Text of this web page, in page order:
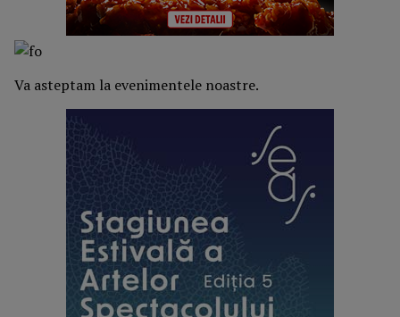
Va asteptam la evenimentele noastre.